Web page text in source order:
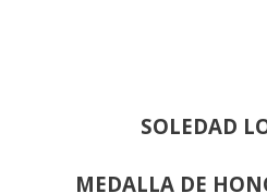
SOLEDAD
MEDALLA DE